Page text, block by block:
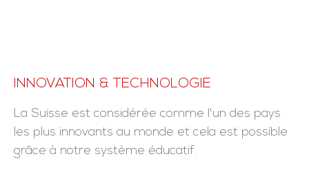
INNOVATION & TECHNOLOGIE
La Suisse est considérée comme l'un des pays
les plus innovants au monde et cela est possible
grâce à notre système éducatif.